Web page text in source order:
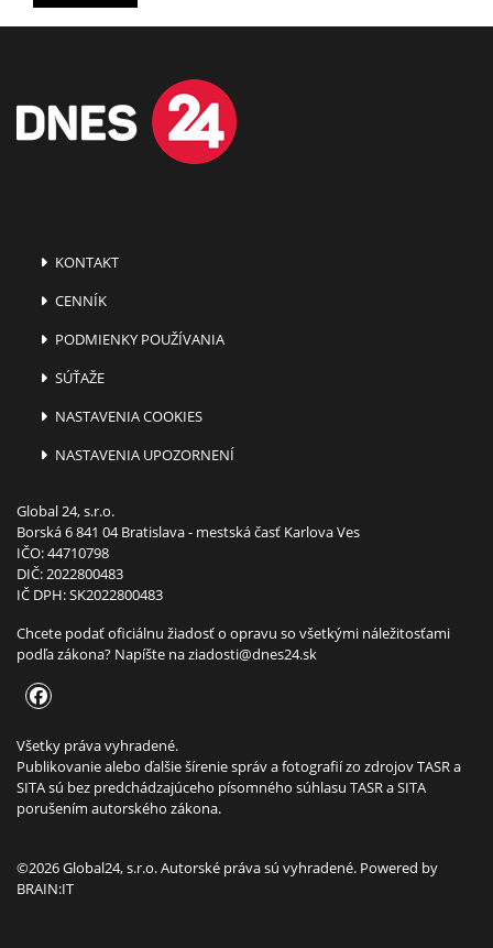
KONTAKT
CENNÍK
PODMIENKY POUŽÍVANIA
SÚŤAŽE
NASTAVENIA COOKIES
NASTAVENIA UPOZORNENÍ
Global 24, s.r.o.
Borská 6 841 04 Bratislava - mestská časť Karlova Ves
IČO: 44710798
DIČ: 2022800483
IČ DPH: SK2022800483
Chcete podať oficiálnu žiadosť o opravu so všetkými náležitosťami
podľa zákona? Napíšte naziadosti@dnes24.sk
Všetky práva vyhradené.
Publikovanie alebo ďalšie šírenie správ a fotografií zo zdrojov TASR a
SITA sú bez predchádzajúceho písomného súhlasu TASR a SITA
porušením autorského zákona.
©2026 Global24, s.r.o. Autorské práva sú vyhradené. Powered by
BRAIN:IT